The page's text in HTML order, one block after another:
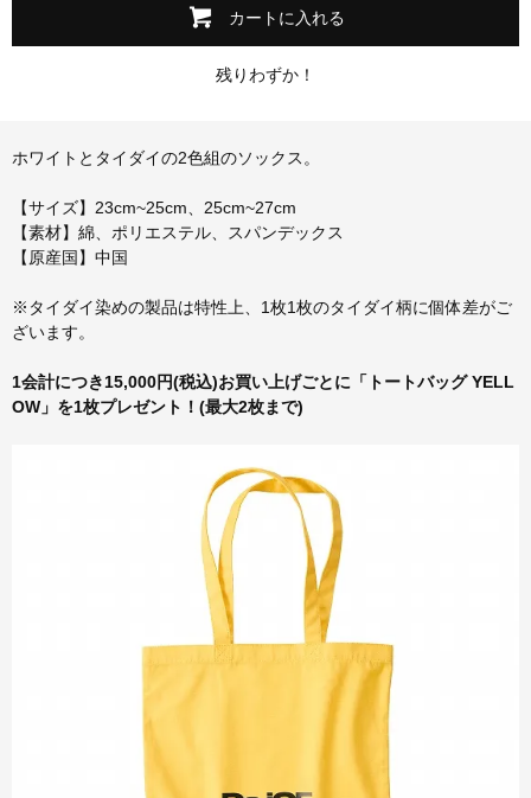
カートに入れる
残りわずか！
ホワイトとタイダイの2色組のソックス。
【サイズ】23cm~25cm、25cm~27cm
【素材】綿、ポリエステル、スパンデックス
【原産国】中国
※タイダイ染めの製品は特性上、1枚1枚のタイダイ柄に個体差がご
ざいます。
1会計につき15,000円(税込)お買い上げごとに「トートバッグ YELL
OW」を1枚プレゼント！(最大2枚まで)